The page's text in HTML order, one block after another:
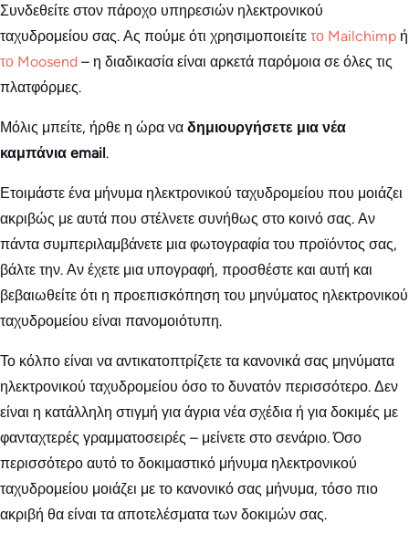
Συνδεθείτε στον πάροχο υπηρεσιών ηλεκτρονικού
ταχυδρομείου σας. Ας πούμε ότι χρησιμοποιείτε το Mailchimp ή
το Moosend – η διαδικασία είναι αρκετά παρόμοια σε όλες τις
πλατφόρμες.
Μόλις μπείτε, ήρθε η ώρα να δημιουργήσετε μια νέα
καμπάνια email.
Ετοιμάστε ένα μήνυμα ηλεκτρονικού ταχυδρομείου που μοιάζει
ακριβώς με αυτά που στέλνετε συνήθως στο κοινό σας. Αν
πάντα συμπεριλαμβάνετε μια φωτογραφία του προϊόντος σας,
βάλτε την. Αν έχετε μια υπογραφή, προσθέστε και αυτή και
βεβαιωθείτε ότι η προεπισκόπηση του μηνύματος ηλεκτρονικού
ταχυδρομείου είναι πανομοιότυπη.
Το κόλπο είναι να αντικατοπτρίζετε τα κανονικά σας μηνύματα
ηλεκτρονικού ταχυδρομείου όσο το δυνατόν περισσότερο. Δεν
είναι η κατάλληλη στιγμή για άγρια νέα σχέδια ή για δοκιμές με
φανταχτερές γραμματοσειρές – μείνετε στο σενάριο. Όσο
περισσότερο αυτό το δοκιμαστικό μήνυμα ηλεκτρονικού
ταχυδρομείου μοιάζει με το κανονικό σας μήνυμα, τόσο πιο
ακριβή θα είναι τα αποτελέσματα των δοκιμών σας.